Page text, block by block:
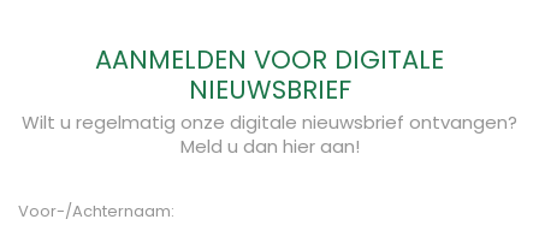
AANMELDEN VOOR DIGITALE
NIEUWSBRIEF
Wilt u regelmatig onze digitale nieuwsbrief ontvangen?
Meld u dan hier aan!
Voor-/Achternaam: